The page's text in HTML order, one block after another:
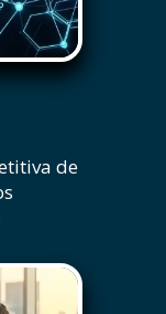
de